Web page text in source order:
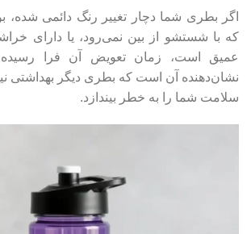
اگر بطری شما دچار تغییر رنگ دائمی شده،
که با شستشو از بین نمی‌رود، یا دارای
عمیق است، زمان تعویض آن فرا
نشان‌دهنده آن است که بطری دیگر
سلامت شما را به خطر بیندازد.